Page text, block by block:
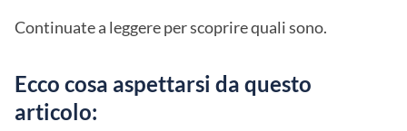
Continuate a leggere per scoprire quali sono.
Ecco cosa aspettarsi da questo
articolo: